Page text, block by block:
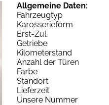
Allgemeine Daten:
Fahrzeugtyp
Karosserieform
Erst-Zul.
Getriebe
Kilometerstand
Anzahl der Türen
Farbe
Standort
Lieferzeit
Unsere Nummer